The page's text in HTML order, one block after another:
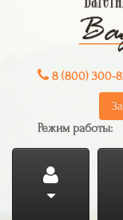
8 (800) 300-
Режим работы: